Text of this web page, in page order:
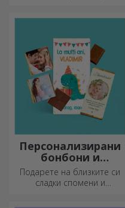
Персонализирани
бонбони и
сладкиши
Подарете на близките си
сладки спомени и